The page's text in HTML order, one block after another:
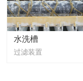
水洗槽
过滤装置